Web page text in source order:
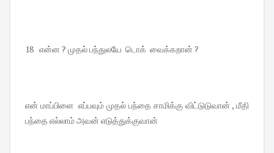
18 என்ன ? முதல் பந்துலயே டொக் வைக்கறான் ?
என் மாப்பிளை எப்பவும் முதல் பந்தை சாமிக்கு விட்டுடுவான் , மீதி
பந்தை எல்லாம் அவன் எடுத்துக்குவான்